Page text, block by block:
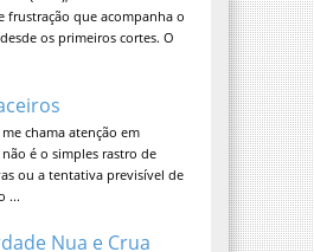
os primeiros cortes. O
chama atenção em
é o simples rastro de
ou a tentativa previsível de
...
e Crua (2009), dirigido por